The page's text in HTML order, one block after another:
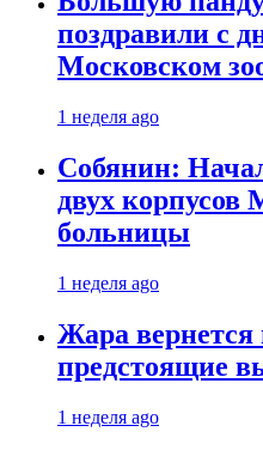
поздравили с
Московском
1 неделя ago
Собянин:
двух корпусов
больницы
1 неделя ago
Жара
предстоящие
1 неделя ago